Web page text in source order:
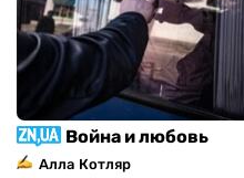
Война и любовь
Алла Котляр